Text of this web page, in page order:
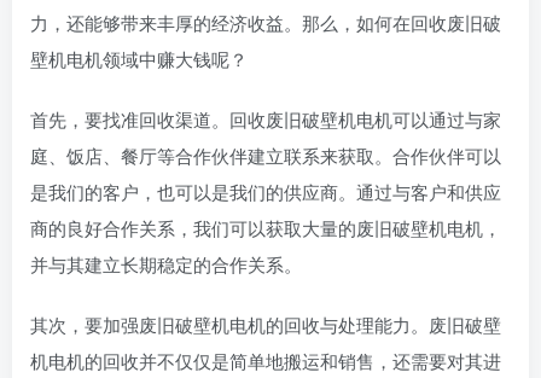
力，还能够带来丰厚的经济收益。那么，如何在回收废旧破
壁机电机领域中赚大钱呢？
首先，要找准回收渠道。回收废旧破壁机电机可以通过与家
庭、饭店、餐厅等合作伙伴建立联系来获取。合作伙伴可以
是我们的客户，也可以是我们的供应商。通过与客户和供应
商的良好合作关系，我们可以获取大量的废旧破壁机电机，
并与其建立长期稳定的合作关系。
其次，要加强废旧破壁机电机的回收与处理能力。废旧破壁
机电机的回收并不仅仅是简单地搬运和销售，还需要对其进